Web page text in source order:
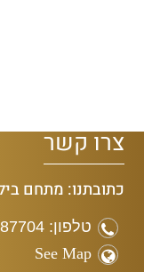
צרו קשר
כתובתנו: מתחם
טלפון: 050-5287704
See Map